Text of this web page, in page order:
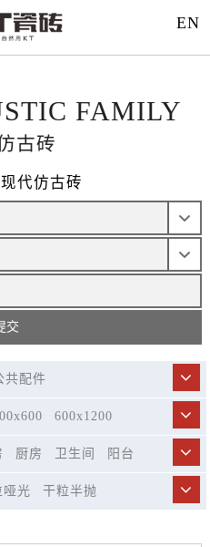
EN
FAMILY
古砖
现代仿古砖
共配件
600x1200
厨房 卫生间
阳台
哑光
干粒半抛